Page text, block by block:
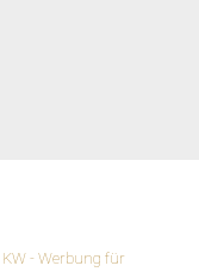
KW - Werbung für